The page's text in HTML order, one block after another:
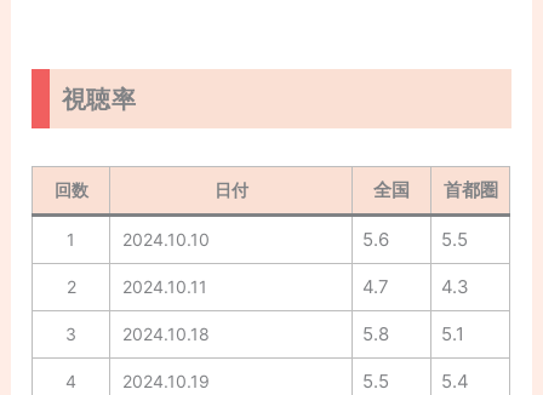
視聴率
回数 日付 全国 首都圏
1 2024.10.10 5.6 5.5
2 2024.10.11 4.7 4.3
3 2024.10.18 5.8 5.1
4 2024.10.19 5.5 5.4